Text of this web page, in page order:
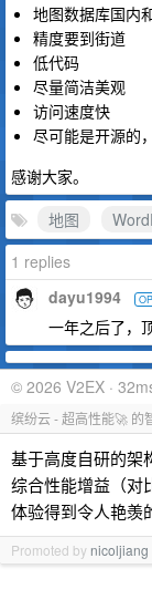
地图数据库国内
精度要到街道
低代码
尽量简洁美观
访问速度快
尽可能是开源的
感谢大家。
地图
1 replies
dayu1994 OP
一年之后了，
© 2026 V2EX ·
缤纷云 - 超高性能🚀 的
基于高度自研的架
综合性能增益（对
体验得到令人艳羡
Promoted by nicoljiang